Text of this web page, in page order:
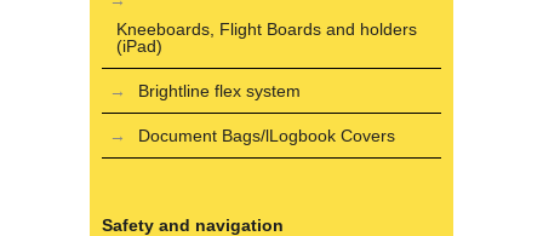
Kneeboards, Flight Boards and holders
(iPad)
Brightline flex system
Document Bags/lLogbook Covers
Safety and navigation